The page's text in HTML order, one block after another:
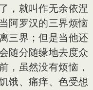
，就叫作无余依涅
阿罗汉的三界烦恼
三界；但是当他还
随分随缘地去度众
，虽然没有烦恼，
饿、痛痒、色受想